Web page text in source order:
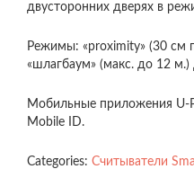
двусторонних дверях в
Режимы: «proximity» (30 см
«шлагбаум» (макс. до 12 м.)
Мобильные приложения U-
Mobile ID.
Categories: Считыватели